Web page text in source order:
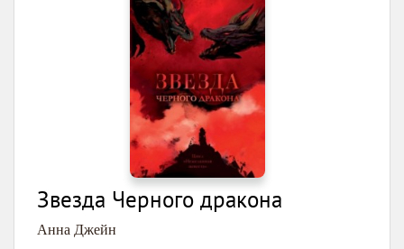
Звезда Черного дракона
Анна Джейн